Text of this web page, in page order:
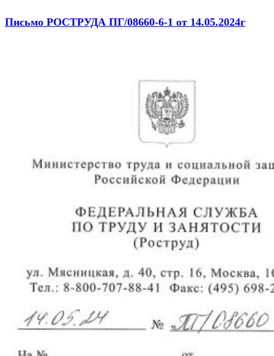
Письмо РОСТРУДА ПГ/08660-6-1 от 14.05.2024г